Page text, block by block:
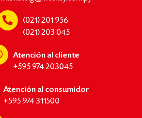
(021) 201 956
(021) 203 045
Atención al cliente
+595 974 203045
Atención al consumidor
+595 974 311500